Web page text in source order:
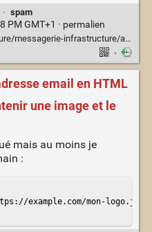
· spam
PM GMT+1 · permalien
adresses-mails-jetables-contre-le-spam/
·
email en HTML
une image et le
mais au moins je
:
example.com/mon-logo.jpg"